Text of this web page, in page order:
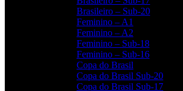
Brasileiro – Sub-20
Feminino – A1
Feminino – A2
Feminino – Sub-18
Feminino – Sub-16
Copa do Brasil
Copa do Brasil Sub-20
Copa do Brasil Sub-17